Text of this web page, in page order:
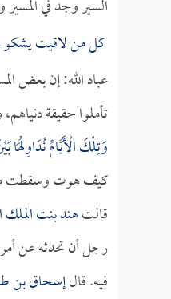
السير وجد في المسير
كل من لاقيت يشكو
عباد الله: إن بعض
تأملوا حقيقة
وَتِلْكَ الْأَيَّامُ نُدَاوِلُهَا
كيف هوت وسقطت من
قالتهند بنت الملك
رجل أن تحدثه عن
فيه. قالإسحاق بن